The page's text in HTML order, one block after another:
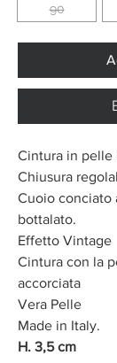
90
Cintura in pelle
Chiusura
Cuoio conciato
bottalato.
Effetto Vintage
Cintura con la
accorciata
Vera Pelle
Made in Italy.
H. 3,5 cm